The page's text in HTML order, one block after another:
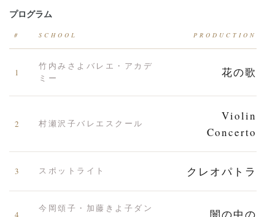
プログラム
# SCHOOL PRODUCTION
1
竹内みさよバレエ・アカデ
ミー
花の歌
2 村瀬沢子バレエスクール
Violin
Concerto
3 スポットライト クレオパトラ
4
今岡頌子・加藤きよ子ダン